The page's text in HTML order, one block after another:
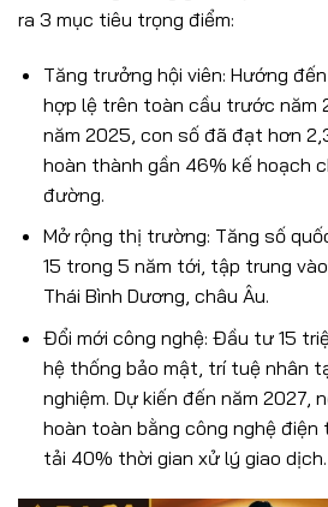
ra 3 mục tiêu trọng điểm:
Tăng trưởng hội viên: Hướng
hợp lệ trên toàn cầu trước năm
năm 2025, con số đã đạt hơn
hoàn thành gần 46% kế hoạch
đường.
Mở rộng thị trường: Tăng số
15 trong 5 năm tới, tập trung
Thái Bình Dương, châu Âu.
Đổi mới công nghệ: Đầu tư 15
hệ thống bảo mật, trí tuệ nhân
nghiệm. Dự kiến đến năm 2027,
hoàn toàn bằng công nghệ điện
tải 40% thời gian xử lý giao dịch.